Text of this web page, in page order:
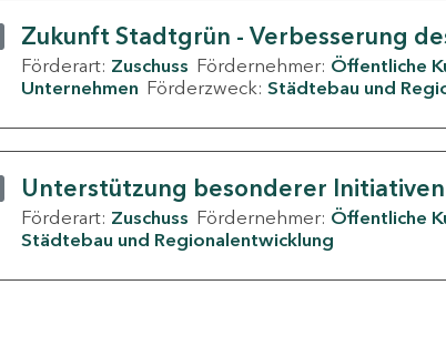
Zukunft Stadtgrün - Verbesserung
Förderart: Zuschuss Fördernehmer: Öffentliche
Unternehmen Förderzweck: Städtebau und
Unterstützung besonderer
Förderart: Zuschuss Fördernehmer: Öffentliche
Städtebau und Regionalentwicklung